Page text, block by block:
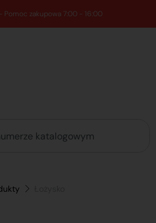
zakupowa 7:00 - 16:00